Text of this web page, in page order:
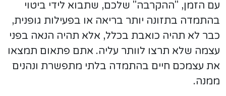
עם הזמן, "ההקרבה" שלכם, שתבוא לידי ביטוי
בהתמדה בתזונה יותר בריאה או בפעילות גופנית,
כבר לא תהיה כואבת בכלל, אלא תהיה הנאה בפני
עצמה שלא תרצו לוותר עליה. אתם פתאום תמצאו
את עצמכם חיים בהתמדה בלתי מתפשרת ונהנים
ממנה.